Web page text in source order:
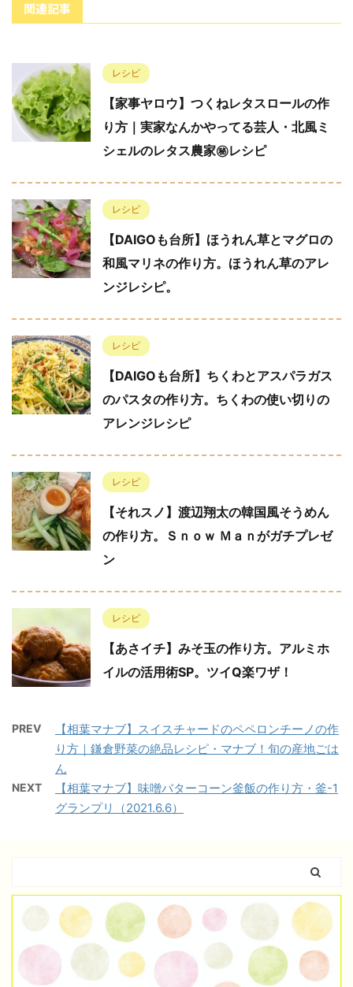
関連記事
レシピ
【家事ヤロウ】つくねレタスロールの作
り方｜実家なんかやってる芸人・北風ミ
シェルのレタス農家㊙︎レシピ
レシピ
【DAIGOも台所】ほうれん草とマグロの
和風マリネの作り方。ほうれん草のアレ
ンジレシピ。
レシピ
【DAIGOも台所】ちくわとアスパラガス
のパスタの作り方。ちくわの使い切りの
アレンジレシピ
レシピ
【それスノ】渡辺翔太の韓国風そうめん
の作り方。Ｓｎｏｗ Ｍａｎがガチプレゼ
ン
レシピ
【あさイチ】みそ玉の作り方。アルミホ
イルの活用術SP。ツイQ楽ワザ！
PREV
【相葉マナブ】スイスチャードのペペロンチーノの作
り方｜鎌倉野菜の絶品レシピ・マナブ！旬の産地ごは
ん
NEXT
【相葉マナブ】味噌バターコーン釜飯の作り方・釜-1
グランプリ（2021.6.6）